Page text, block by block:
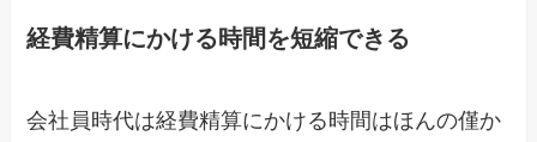
経費精算にかける時間を短縮できる
会社員時代は経費精算にかける時間はほんの僅か